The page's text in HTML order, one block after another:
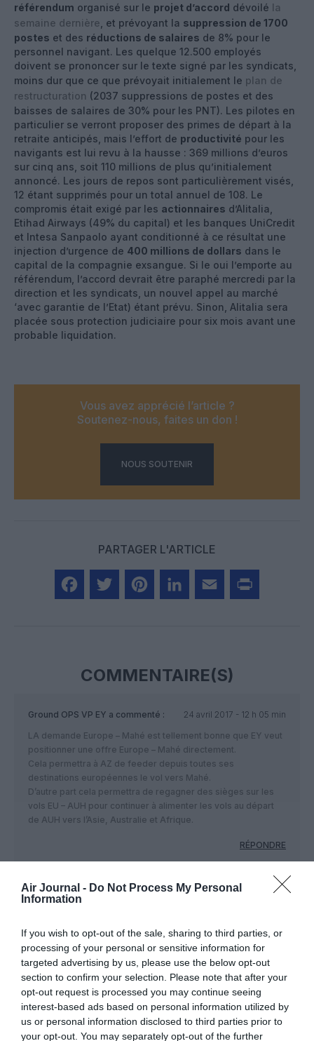
Air Journal - Do Not Process My Personal
Information
If you wish to opt-out of the sale, sharing to third parties, or
processing of your personal or sensitive information for
targeted advertising by us, please use the below opt-out
section to confirm your selection. Please note that after your
opt-out request is processed you may continue seeing
interest-based ads based on personal information utilized by
us or personal information disclosed to third parties prior to
your opt-out. You may separately opt-out of the further
référendum organisé sur le projet d’accord dévoilé la
semaine dernière , et prévoyant la suppression de 1700
postes et des réductions de salaires de 8% pour le
personnel navigant. Les quelque 12.500 employés
doivent se prononcer sur le texte signé par les syndicats,
moins dur que ce que prévoyait initialement le plan de
restructuration (2037 suppressions de postes et des
baisses de salaires de 30% pour les PNT). Les pilotes en
particulier se verront proposer des primes de départ à la
retraite anticipés, mais l’effort de productivité pour les
navigants est lui revu à la hausse : 369 millions d’euros
sur cinq ans, soit 110 millions de plus qu’initialement
annoncé. Les jours de repos sont particulièrement visés,
12 étant supprimés pour un total annuel de 108. Le
compromis était exigé par les actionnaires d’Alitalia,
Etihad Airways (49% du capital) et les banques UniCredit
et Intesa Sanpaolo ayant conditionné à ce résultat une
injection d’urgence de 400 millions de dollars dans le
capital de la compagnie exsangue. Si le oui l’emporte au
référendum, l’accord devrait être paraphé mercredi par la
direction et les syndicats, un nouvel appel au marché
‘avec garantie de l’Etat) étant prévu. Sinon, Alitalia sera
placée sous protection judiciaire pour six mois avant une
probable liquidation.
Vous avez apprécié l’article ?
Soutenez-nous, faites un don !
NOUS SOUTENIR
PARTAGER L'ARTICLE
COMMENTAIRE(S)
Ground OPS VP EY a commenté :
24 avril 2017 - 12 h 05 min
LA demande Europe – Mahé est tellement bonne que EY veut
positionner une offre Europe – Mahé directement.
Cela permettra à AZ de feeder depuis toutes ses
destinations européennes le vol vers Mahé.
D’autre part cela permettra de regagner des sièges sur les
vols EU – AUH pour continuer à alimenter les vols au départ
de AUH vers l’Asie, Australie et Afrique.
RÉPONDRE
LSOa commenté :
24 avril 2017 - 12 h 19
vous confondez mahé et malé.
Ground OPS VP EY a commenté : 25 avril 2017 - 6 h 41 min